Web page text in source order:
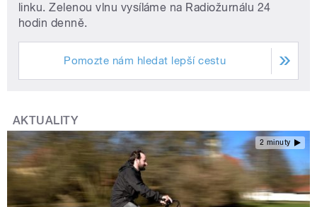
linku. Zelenou vlnu vysíláme na Radiožurnálu 24
hodin denně.
Pomozte nám hledat lepší cestu
AKTUALITY
2 minuty